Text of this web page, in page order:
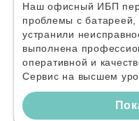
Наш офисный ИБП
проблемы с
устранили
выполнена
оперативной и
Сервис на высшем